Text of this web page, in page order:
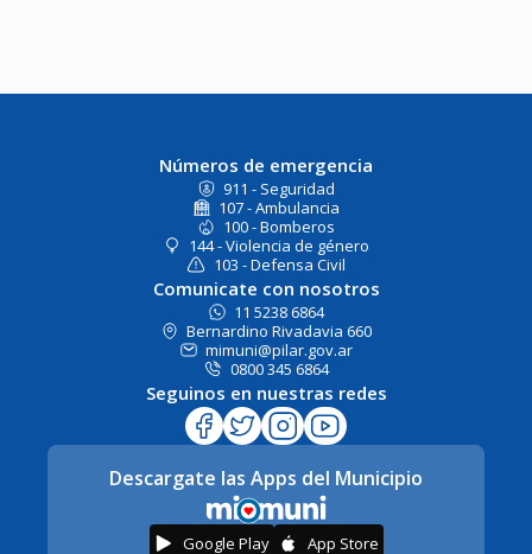
Números de emergencia
911 - Seguridad
107 - Ambulancia
100 - Bomberos
144 - Violencia de género
103 - Defensa Civil
Comunicate con nosotros
11 5238 6864
Bernardino Rivadavia 660
mimuni@pilar.gov.ar
0800 345 6864
Seguinos en nuestras redes
Descargate las Apps del Municipio
Google Play App Store